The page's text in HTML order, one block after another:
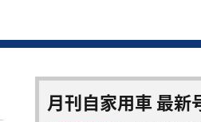
月刊自家用車 最新